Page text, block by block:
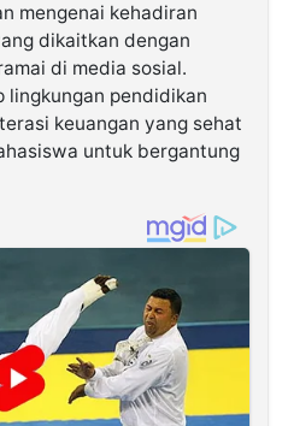
mengenai kehadiran
dikaitkan dengan
di media sosial.
lingkungan pendidikan
keuangan yang sehat
untuk bergantung